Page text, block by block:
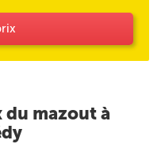
mazout à